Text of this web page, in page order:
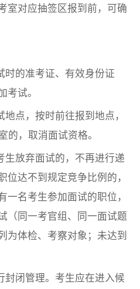
室对应抽签区报到前，可确
时的准考证、有效身份证
考试。
点，按时前往报到地点，
的，取消面试资格。
生放弃面试的，不再进行递
达不到规定竞争比例的，
名考生参加面试的职位，
（同一考官组、同一面试题
为体检、考察对象；未达到
封闭管理。考生应在进入候